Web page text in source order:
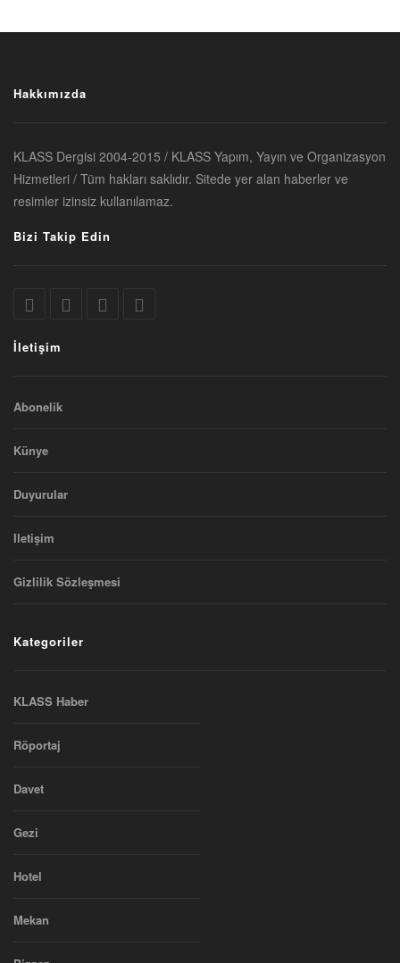
Hakkımızda
KLASS Dergisi 2004-2015 / KLASS Yapım, Yayın ve Organizasyon
Hizmetleri / Tüm hakları saklıdır. Sitede yer alan haberler ve
resimler izinsiz kullanılamaz.
Bizi Takip Edin
İletişim
Abonelik
Künye
Duyurular
Iletişim
Gizlilik Sözleşmesi
Kategoriler
KLASS Haber
Röportaj
Davet
Gezi
Hotel
Mekan